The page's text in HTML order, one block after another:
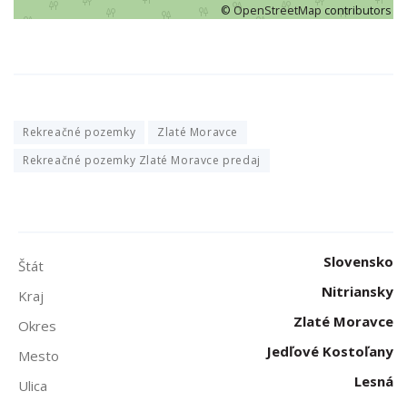
©OpenStreetMapcontributors
Rekreačné pozemky
Zlaté Moravce
Rekreačné pozemky Zlaté Moravce predaj
Štát
Slovensko
Kraj
Nitriansky
Okres
Zlaté Moravce
Mesto
Jedľové Kostoľany
Ulica
Lesná